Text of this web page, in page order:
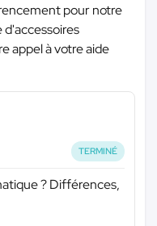
pour notre
appel à votre aide
TERMINÉ
? Différences,